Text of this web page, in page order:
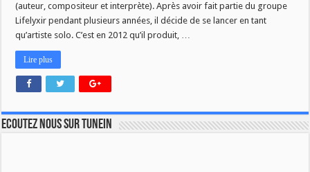
(auteur, compositeur et interprète). Après avoir fait partie du groupe
Lifelyxir pendant plusieurs années, il décide de se lancer en tant
qu’artiste solo. C’est en 2012 qu’il produit, …
Lire plus
Ecoutez nous sur TuneIn